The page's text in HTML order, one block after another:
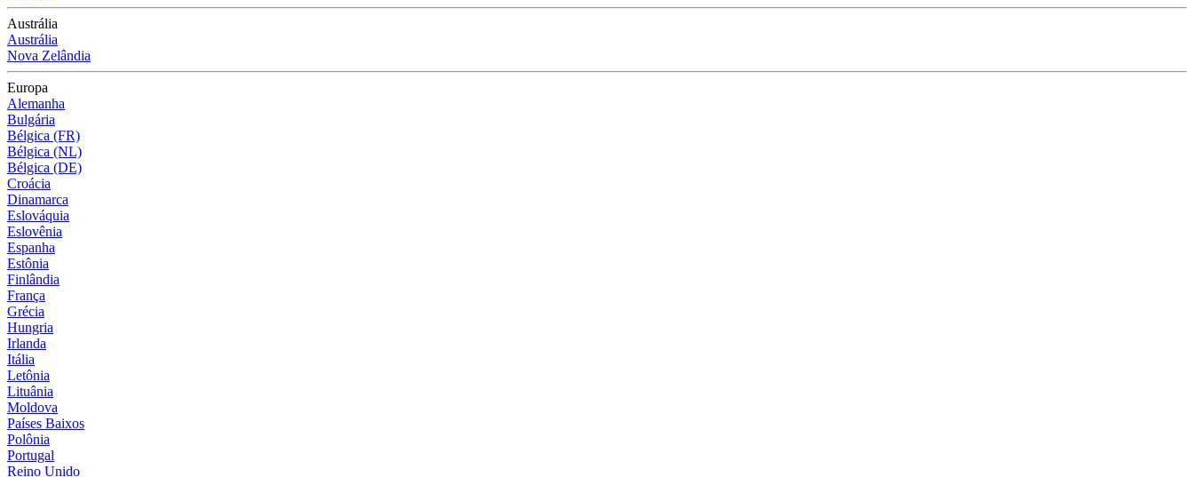
Austrália
Austrália
Nova Zelândia
Europa
Alemanha
Bulgária
Bélgica (FR)
Bélgica (NL)
Bélgica (DE)
Croácia
Dinamarca
Eslováquia
Eslovênia
Espanha
Estônia
Finlândia
França
Grécia
Hungria
Irlanda
Itália
Letônia
Lituânia
Moldova
Países Baixos
Polônia
Portugal
Reino Unido